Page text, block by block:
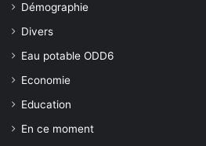
Démographie
Divers
Eau potable ODD6
Economie
Education
En ce moment